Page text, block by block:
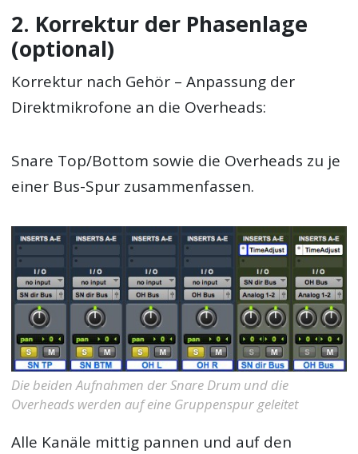
2. Korrektur der Phasenlage
(optional)
Korrektur nach Gehör – Anpassung der
Direktmikrofone an die Overheads:
Snare Top/Bottom sowie die Overheads zu je
einer Bus-Spur zusammenfassen.
Die beiden Aufnahmen der Snare Drum und die
Overheads werden auf eine Gruppenspur geleitet
Alle Kanäle mittig pannen und auf den